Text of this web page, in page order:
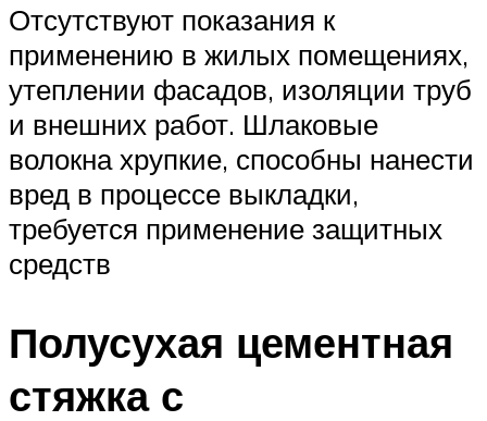
Отсутствуют показания к
применению в жилых помещениях,
утеплении фасадов, изоляции труб
и внешних работ. Шлаковые
волокна хрупкие, способны нанести
вред в процессе выкладки,
требуется применение защитных
средств
Полусухая цементная
стяжка с